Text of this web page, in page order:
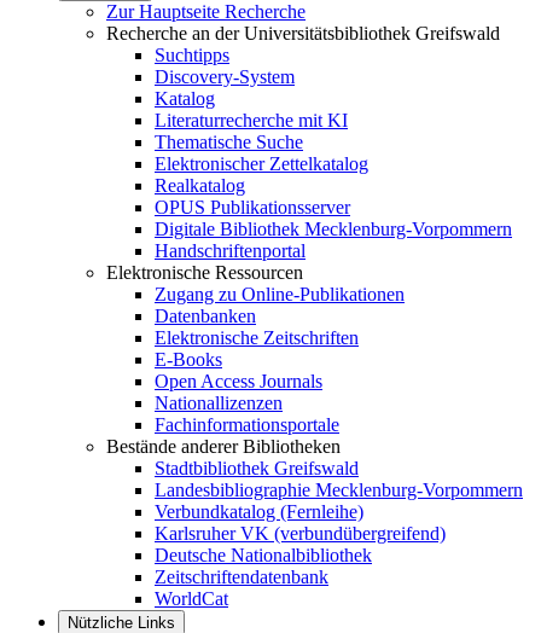
Zur Hauptseite Recherche
Recherche an der Universitätsbibliothek Greifswald
Suchtipps
Discovery-System
Katalog
Literaturrecherche mit KI
Thematische Suche
Elektronischer Zettelkatalog
Realkatalog
OPUS Publikationsserver
Digitale Bibliothek Mecklenburg-Vorpommern
Handschriftenportal
Elektronische Ressourcen
Zugang zu Online-Publikationen
Datenbanken
Elektronische Zeitschriften
E-Books
Open Access Journals
Nationallizenzen
Fachinformationsportale
Bestände anderer Bibliotheken
Stadtbibliothek Greifswald
Landesbibliographie Mecklenburg-Vorpommern
Verbundkatalog (Fernleihe)
Karlsruher VK (verbundübergreifend)
Deutsche Nationalbibliothek
Zeitschriftendatenbank
WorldCat
Nützliche Links